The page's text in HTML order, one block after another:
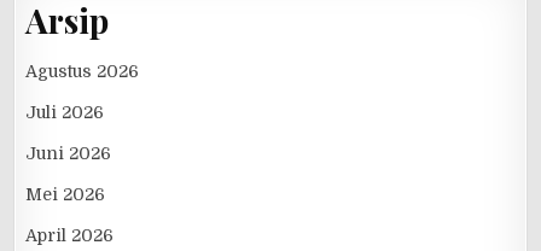
Arsip
Agustus 2026
Juli 2026
Juni 2026
Mei 2026
April 2026